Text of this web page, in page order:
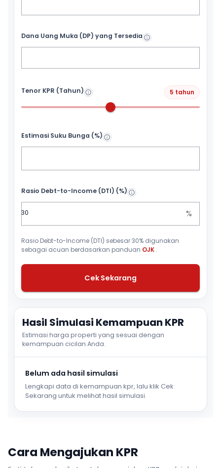
Dana Uang Muka (DP) yang Tersedia
Tenor KPR (Tahun) 5 tahun
Estimasi Suku Bunga (%)
Rasio Debt-to-Income (DTI) (%)
%
Rasio Debt-to-Income (DTI) sebesar 30% digunakan
sebagai acuan berdasarkan panduan OJK .
Cek Sekarang
Hasil Simulasi Kemampuan KPR
Estimasi harga properti yang sesuai dengan
kemampuan cicilan Anda.
Belum ada hasil simulasi
Lengkapi data di kemampuan kpr, lalu klik Cek
Sekarang untuk melihat hasil simulasi.
Cara Mengajukan KPR